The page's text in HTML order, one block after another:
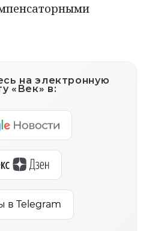
на электронную
«Век» в:
в Telegram